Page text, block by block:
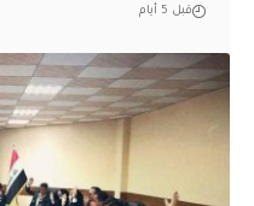
قبل 5 أيام